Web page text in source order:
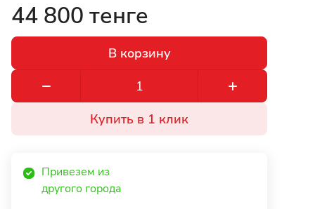
44 800 тенге
В корзину
Купить в 1 клик
Привезем из
другого города